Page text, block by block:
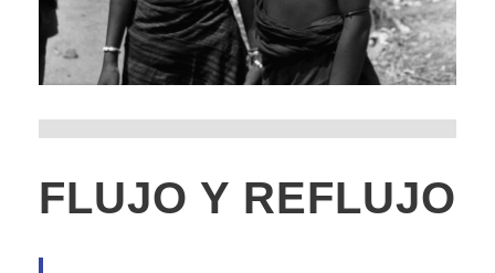
FLUJO Y REFLUJO